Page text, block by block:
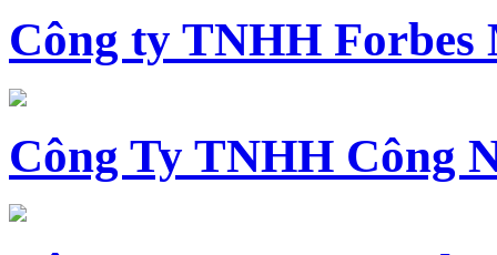
Công ty TNHH
Công Ty TNHH Công